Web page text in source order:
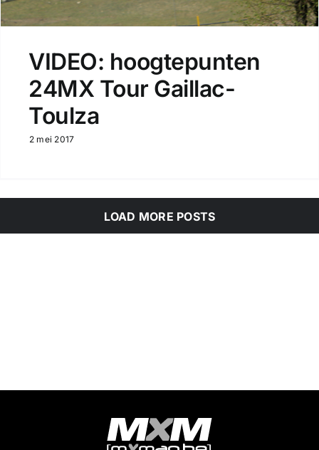
VIDEO: hoogtepunten
24MX Tour Gaillac-
Toulza
2 mei 2017
LOAD MORE POSTS